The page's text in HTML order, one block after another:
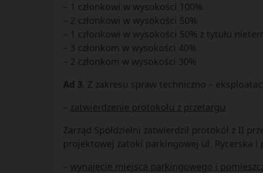
– 1 członkowi w wysokości 100%
– 2 członkowi w wysokości 50%
– 1 członkowi w wysokości 50% z tytułu
– 3 członkom w wysokości 40%
– 2 członkom w wysokości 30%
Ad 3. Z zakresu spraw techniczno –
– zatwierdzenie protokołu z przetargu
Zarząd Spółdzielni zatwierdził protokół z II
projektowej zatoki parkingowej ul. Rycerska i
– wynajęcie miejsca parkingowego i